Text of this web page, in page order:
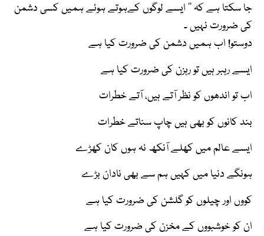
جا سکتا ہے کہ ‘‘ ایسے لوگوں کےہوتے ہوئے ہمیں کسی دشمن
کی ضرورت نہیں ۔
دوستو! اب ہمیں دشمن کی ضرورت کیا ہے
ایسے رہبر ہیں تو رہزن کی ضرورت کیا ہے
اب تو اندھوں کو نظر آتے ہیں، آتے خطرات
بند کانوں کو بھی ہیں چاپ سناتے خطرات
ایسے عالم میں کھلے آنکھ نہ ہوں کان کھڑے
ہونگے دنیا میں کہیں ہم سے بھی نادان بڑے
کووں اور چیلوں کو گلشن کی ضرورت کیا ہے
ان کو خوشبووں کے مخزن کی ضرورت کیا ہے